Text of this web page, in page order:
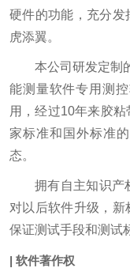
硬件的功能，充分发
虎添翼。
本公司研发定制
能测量软件专用测
用，经过10年来胶
家标准和国外标准
态。
拥有自主知识产
对以后软件升级，新
保证测试手段和测试
| 软件著作权